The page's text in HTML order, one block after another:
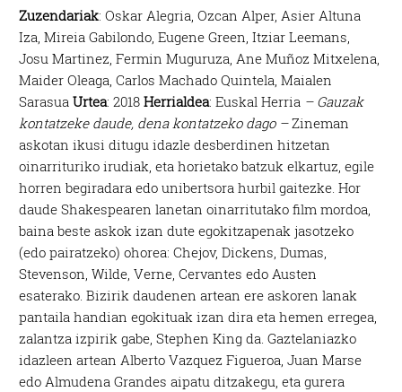
Zuzendariak: Oskar Alegria, Ozcan Alper, Asier Altuna
Iza, Mireia Gabilondo, Eugene Green, Itziar Leemans,
Josu Martinez, Fermin Muguruza, Ane Muñoz Mitxelena,
Maider Oleaga, Carlos Machado Quintela, Maialen
SarasuaUrtea: 2018Herrialdea: Euskal Herria – Gauzak
kontatzeke daude, dena kontatzeko dago –Zineman
askotan ikusi ditugu idazle desberdinen hitzetan
oinarrituriko irudiak, eta horietako batzuk elkartuz, egile
horren begiradara edo unibertsora hurbil gaitezke. Hor
daude Shakespearen lanetan oinarritutako film mordoa,
baina beste askok izan dute egokitzapenak jasotzeko
(edo pairatzeko) ohorea: Chejov, Dickens, Dumas,
Stevenson, Wilde, Verne, Cervantes edo Austen
esaterako. Bizirik daudenen artean ere askoren lanak
pantaila handian egokituak izan dira eta hemen erregea,
zalantza izpirik gabe, Stephen King da. Gaztelaniazko
idazleen artean Alberto Vazquez Figueroa, Juan Marse
edo Almudena Grandes aipatu ditzakegu, eta gurera